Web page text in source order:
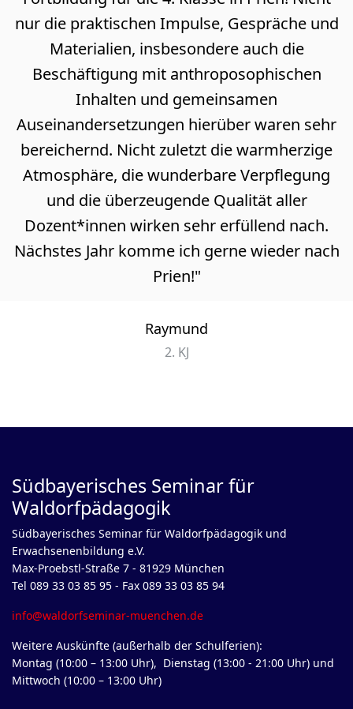
nur die praktischen Impulse, Gespräche und
Materialien, insbesondere auch die
Beschäftigung mit anthroposophischen
Inhalten und gemeinsamen
Auseinandersetzungen hierüber waren sehr
bereichernd. Nicht zuletzt die warmherzige
Atmosphäre, die wunderbare Verpflegung
und die überzeugende Qualität aller
Dozent*innen wirken sehr erfüllend nach.
Nächstes Jahr komme ich gerne wieder nach
Prien!"
Raymund
2. KJ
Südbayerisches Seminar für
Waldorfpädagogik
Südbayerisches Seminar für Waldorfpädagogik und
Erwachsenenbildung e.V.
Max-Proebstl-Straße 7 - 81929 München
Tel 089 33 03 85 95 - Fax 089 33 03 85 94
info@waldorfseminar-muenchen.de
Weitere Auskünfte (außerhalb der Schulferien):
Montag (10:00 – 13:00 Uhr), Dienstag (13:00 - 21:00 Uhr) und
Mittwoch (10:00 – 13:00 Uhr)